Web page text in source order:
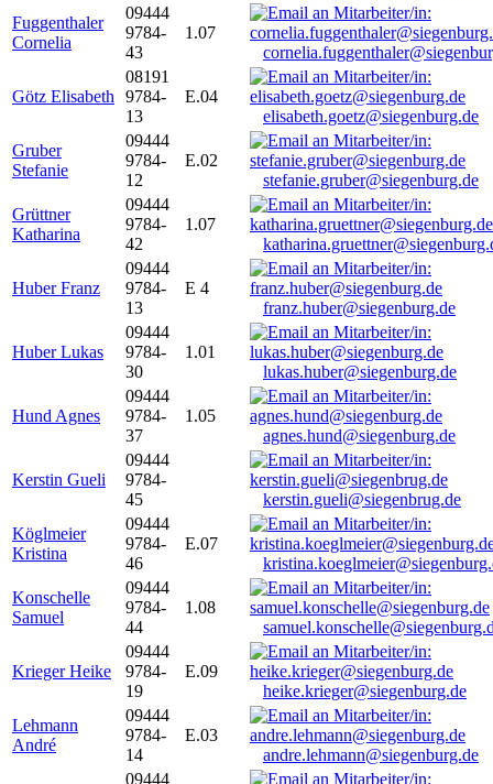
Fuggenthaler
Cornelia
09444
9784-
43
1.07
Götz Elisabeth
08191
9784-
13
E.04
elisabeth.goetz@siegenburg.de
Gruber
Stefanie
09444
9784-
12
E.02
stefanie.gruber@siegenburg.de
Grüttner
Katharina
09444
9784-
42
1.07
Huber Franz
09444
9784-
13
E 4
franz.huber@siegenburg.de
Huber Lukas
09444
9784-
30
1.01
lukas.huber@siegenburg.de
Hund Agnes
09444
9784-
37
1.05
agnes.hund@siegenburg.de
Kerstin Gueli
09444
9784-
45
kerstin.gueli@siegenbrug.de
Köglmeier
Kristina
09444
9784-
46
E.07
Konschelle
Samuel
09444
9784-
44
1.08
Krieger Heike
09444
9784-
19
E.09
heike.krieger@siegenburg.de
Lehmann
André
09444
9784-
14
E.03
andre.lehmann@siegenburg.de
09444